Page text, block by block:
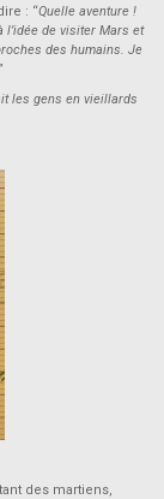
: “Quelle aventure !
l’idée de visiter Mars et
des humains. Je
les gens en vieillards
des martiens,